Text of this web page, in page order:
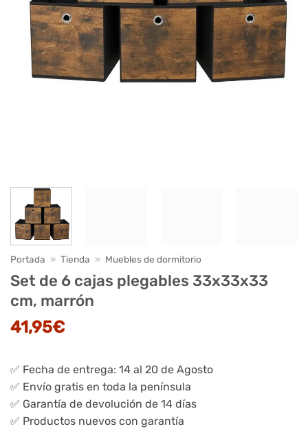
Portada » Tienda » Muebles de dormitorio
Set de 6 cajas plegables 33x33x33
cm, marrón
41,95€
✅ Fecha de entrega: 14 al 20 de Agosto
✅ Envío gratis en toda la península
✅ Garantía de devolución de 14 días
✅ Productos nuevos con garantía